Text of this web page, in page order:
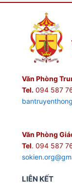
Văn Phòng
Tel. 094 587
Văn Phòng
Tel. 094 587
LIÊN KẾT